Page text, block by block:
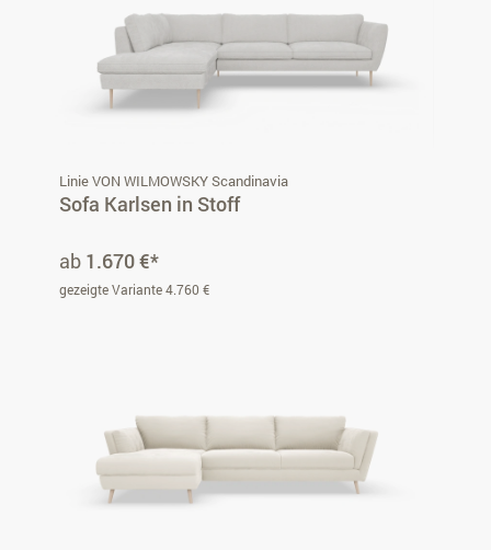
Linie VON WILMOWSKY Scandinavia
Sofa Karlsen in Stoff
ab 1.670 €*
gezeigte Variante 4.760 €